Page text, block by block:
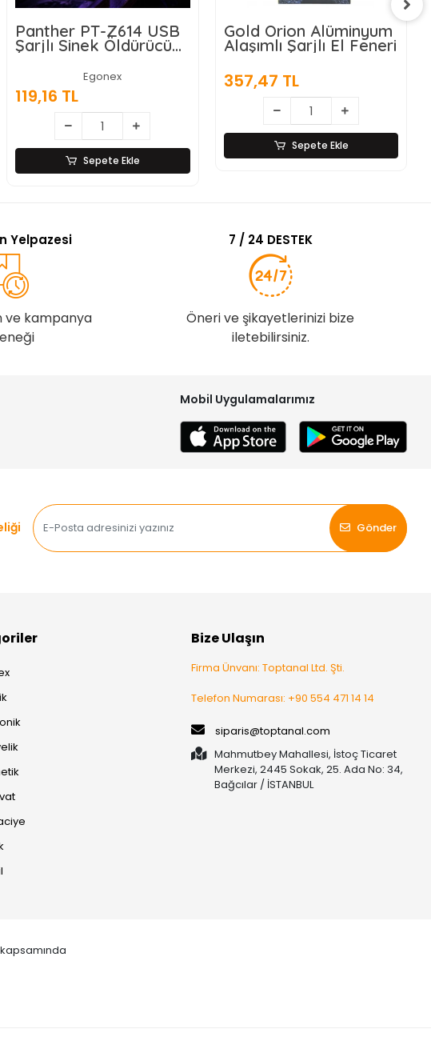
Gold Orion Alüminyum
Alaşımlı Şarjlı El Feneri
357,47 TL
Sepete Ekle
Matematik İşlem
Rulosu (Tek İşlem
Seçenekli)
Egonex
39,72 TL
Sepete Ekle
Yelpazesi
ve kampanya
7 / 24 DESTEK
Öneri ve şikayetlerinizi bize
iletebilirsiniz.
Mobil Uygulamalarımız
Gönder
Bize Ulaşın
Firma Ünvanı: Toptanal Ltd. Şti.
Telefon Numarası: +90 554 471 14 14
siparis@toptanal.com
Mahmutbey Mahallesi, İstoç Ticaret
Merkezi, 2445 Sokak, 25. Ada No: 34,
Bağcılar / İSTANBUL